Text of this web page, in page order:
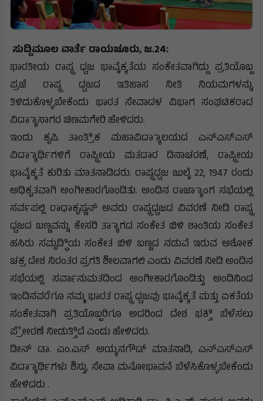
ಸುದ್ದಿಮೂಲ ವಾರ್ತೆ ರಾಯಚೂರು, ಜ.24:
ಭಾರತೀಯ ರಾಷ್ಟ್ರ ಧ್ವಜ ಭಾವೈಕ್ಯತೆಯ ಸಂಕೇತವಾಗಿದ್ದು ಪ್ರತಿಯೊಬ್ಬ
ಪ್ರಜೆ ರಾಷ್ಟ್ರ ಧ್ವಜದ ಇತಿಹಾಸ ನೀತಿ ನಿಯಮಗಳನ್ನು
ತಿಳಿದುಕೊಳ್ಳಬೇಕೆಂದು ಭಾರತ ಸೇವಾದಳ ವಿಭಾಗ ಸಂಘಟಿಕರಾದ
ವಿದ್ಯಾಾಸಾಗರ ಚಿಣಮಗೇರಿ ಹೇಳಿದರು.
ಇಂದು ಕೃಷಿ ತಾಂತ್ರಿಿಕ ಮಹಾವಿದ್ಯಾಾಲಯದ ಎನ್‌ಎಸ್‌ಎಸ್
ವಿದ್ಯಾಾರ್ಥಿಗಳಿಗೆ ರಾಷ್ಟ್ರೀಯ ಮತದಾರ ದಿನಾಚರಣೆ, ರಾಷ್ಟ್ರೀಯ
ಭಾವೈಕ್ಯತೆ ಕುರಿತು ಮಾತನಾಡಿದರು. ರಾಷ್ಟ್ರಧ್ವಜ ಜುಲೈ 22, 1947 ರಂದು
ಅಧಿಕೃತವಾಗಿ ಅಂಗೀಕಾರಗೊಂಡಿತು. ಅಂದಿನ ರಾಜ್ಯಾಾಂಗ ಸಭೆಯಲ್ಲಿ
ಸರ್ವಪಲ್ಲಿ ರಾಧಾಕೃಷ್ಣನ್ ಅವರು ರಾಷ್ಟ್ರಧ್ವಜದ ವಿವರಣೆ ನೀಡಿ ರಾಷ್ಟ್ರ
ಧ್ವಜದ ಬಣ್ಣವನ್ನು ಕೇಸರಿ ತ್ಯಾಾಗದ ಸಂಕೇತ ಬಿಳಿ ಶಾಂತಿಯ ಸಂಕೇತ
ಹಸಿರು ಸಮೃದ್ಧಿಿಯ ಸಂಕೇತ ಬಿಳಿ ಬಣ್ಣದ ನಡುವೆ ಇರುವ ಅಶೋಕ
ಚಕ್ರ ದೇಶ ನಿರಂತರ ಪ್ರಗತಿ ಶೀಲವಾಗಲಿ ಎಂದು ವಿವರಣೆ ನೀಡಿ ಅಂದಿನ
ಸಭೆಯಲ್ಲಿ ಸರ್ವಾನುಮತದಿಂದ ಅಂಗೀಕಾರಗೊಂಡಿತ್ತು ಅಂದಿನಿಂದ
ಇಂದಿನವರೆಗೂ ನಮ್ಮ ಭಾರತ ರಾಷ್ಟ್ರ ಧ್ವಜವು ಭಾವೈಕ್ಯತೆ ಮತ್ತು ಏಕತೆಯ
ಸಂಕೇತವಾಗಿ ಪ್ರತಿಯೊಬ್ಬರಿಗೂ ಅದರಿಂದ ದೇಶ ಭಕ್ತಿಿ ಬೆಳೆಸಲು
ಪ್ರೇೇರಣೆ ನೀಡುತ್ತಿಿದೆ ಎಂದು ಹೇಳಿದರು.
ಡೀನ್ ಡಾ. ಎಂ.ಎಸ್ ಅಯ್ಯನಗೌಡ್ ಮಾತನಾಡಿ, ಎನ್‌ಎಸ್‌ಎಸ್
ವಿದ್ಯಾಾರ್ಥಿಗಳು ಶಿಸ್ತು, ಸೇವಾ ಮನೋಭಾವನೆ ಬೆಳೆಸಿಕೊಳ್ಳಬೇಕೆಂದು
ಹೇಳಿದರು .